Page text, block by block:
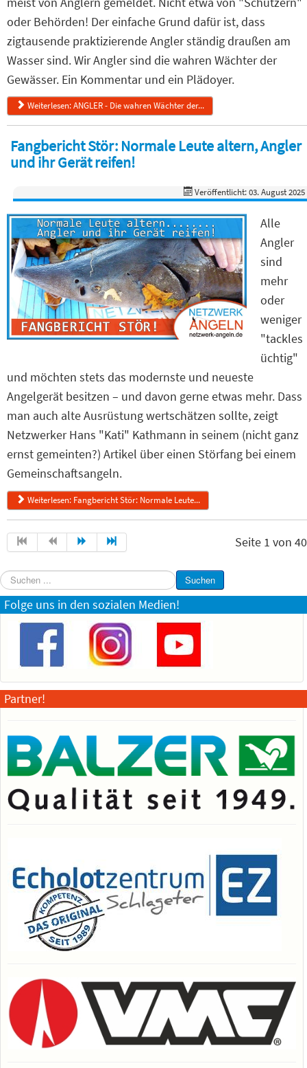
oder Behörden! Der einfache Grund dafür ist, dass
zigtausende praktizierende Angler ständig draußen am
Wasser sind. Wir Angler sind die wahren Wächter der
Gewässer. Ein Kommentar und ein Plädoyer.
Weiterlesen: ANGLER - Die wahren Wächter der...
Fangbericht Stör: Normale Leute altern, Angler
und ihr Gerät reifen!
Veröffentlicht: 03. August 2025
Alle
Angler
sind
mehr
oder
weniger
"tackles
üchtig"
und möchten stets das modernste und neueste
Angelgerät besitzen – und davon gerne etwas mehr. Dass
man auch alte Ausrüstung wertschätzen sollte, zeigt
Netzwerker Hans "Kati" Kathmann in seinem (nicht ganz
ernst gemeinten?) Artikel über einen Störfang bei einem
Gemeinschaftsangeln.
Weiterlesen: Fangbericht Stör: Normale Leute...
Seite 1 von 40
Suchen
...
Suchen
Folge uns in den sozialen Medien!
Partner!